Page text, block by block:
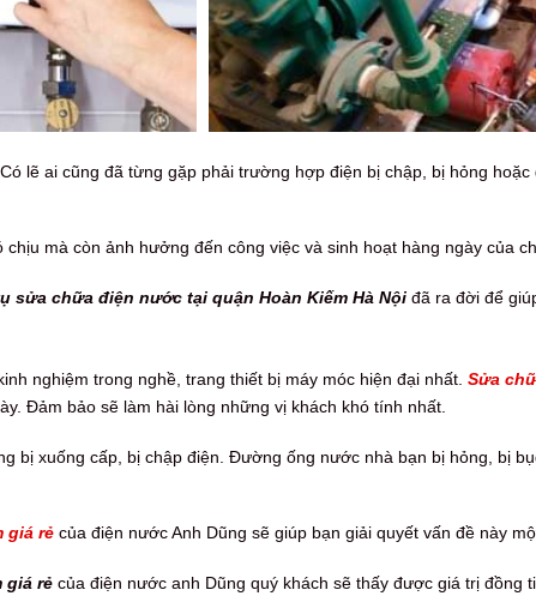
. Có lẽ ai cũng đã từng gặp phải trường hợp điện bị chập, bị hỏng
mà còn ảnh hưởng đến công việc và sinh hoạt hàng ngày của
sửa chữa điện nước tại quận Hoàn Kiếm Hà Nội đã ra đời để
nghiệm trong nghề, trang thiết bị máy móc hiện đại nhất. Sửa
Đảm bảo sẽ làm hài lòng những vị khách khó tính nhất.
bị xuống cấp, bị chập điện. Đường ống nước nhà bạn bị hỏng, bị
giá rẻ của điện nước Anh Dũng sẽ giúp bạn giải quyết vấn đề này
giá rẻ của điện nước anh Dũng quý khách sẽ thấy được giá trị